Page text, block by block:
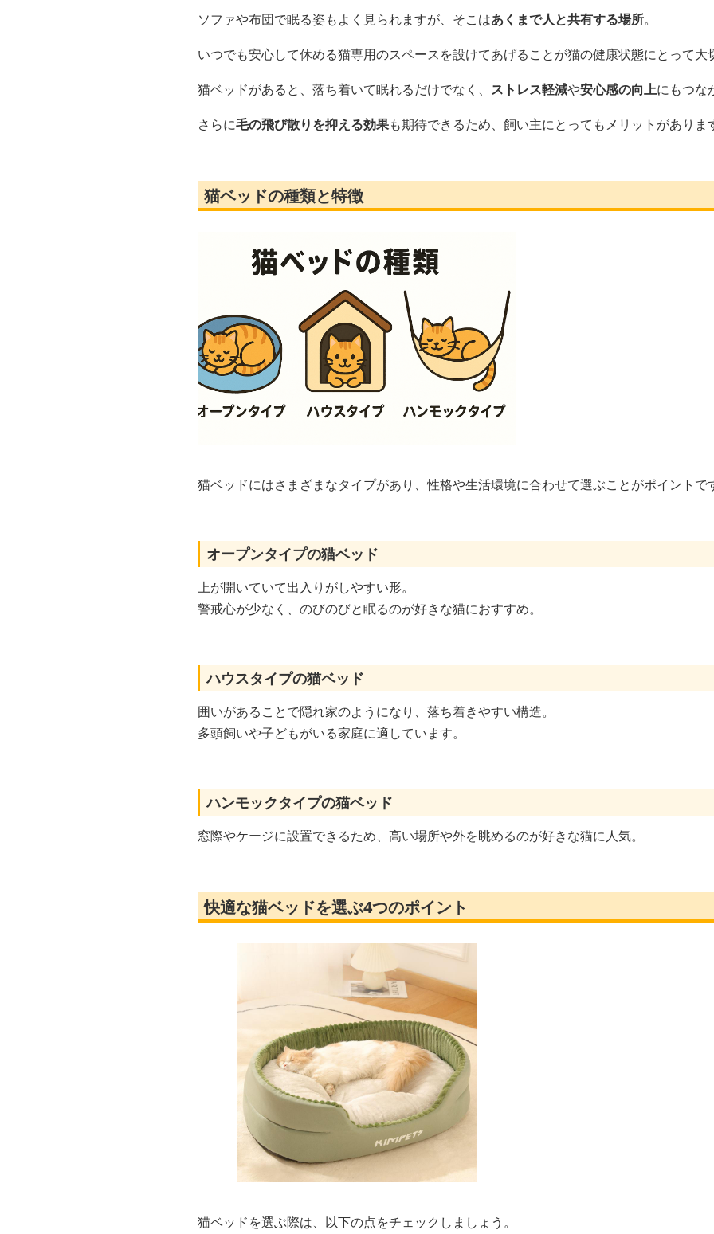
ソファや布団で眠る姿もよく見られますが、そこはあくまで人と共有する場所。
いつでも安心して休める猫専用のスペースを設けてあげることが猫の健康状態にとって大
猫ベッドがあると、落ち着いて眠れるだけでなく、 ストレス軽減や安心感の向上にもつな
さらに毛の飛び散りを抑える効果も期待できるため、飼い主にとってもメリットがありま
猫ベッドの種類と特徴
猫ベッドにはさまざまなタイプがあり、性格や生活環境に合わせて選ぶことがポイントで
オープンタイプの猫ベッド
上が開いていて出入りがしやすい形。
警戒心が少なく、のびのびと眠るのが好きな猫におすすめ。
ハウスタイプの猫ベッド
囲いがあることで隠れ家のようになり、落ち着きやすい構造。
多頭飼いや子どもがいる家庭に適しています。
ハンモックタイプの猫ベッド
窓際やケージに設置できるため、高い場所や外を眺めるのが好きな猫に人気。
快適な猫ベッドを選ぶ4つのポイント
猫ベッドを選ぶ際は、以下の点をチェックしましょう。